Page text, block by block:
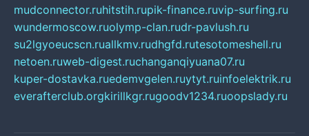
mudconnector.ruhitstih.rupik-finance.ruvip-surfing.ru
wundermoscow.ruolymp-clan.rudr-pavlush.ru
su2lgyoeucscn.ruallkmv.rudhgfd.rutesotomeshell.ru
netoen.ruweb-digest.ruchanganqiyuana07.ru
kuper-dostavka.ruedemvgelen.ruytyt.ruinfoelektrik.ru
everafterclub.orgkirillkgr.rugoodv1234.ruoopslady.ru